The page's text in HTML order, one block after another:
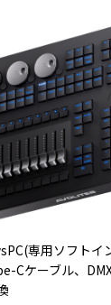
専用ソフトイ
Cケーブル、